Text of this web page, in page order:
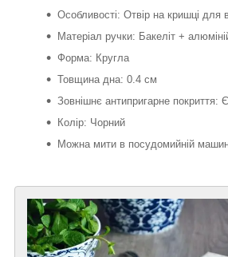
Особливості: Отвір на кришці для
Матеріал ручки: Бакеліт +
Форма: Кругла
Товщина дна: 0.4 см
Зовнішнє антипригарне покриття: Є
Колір: Чорний
Можна мити в посудомийній